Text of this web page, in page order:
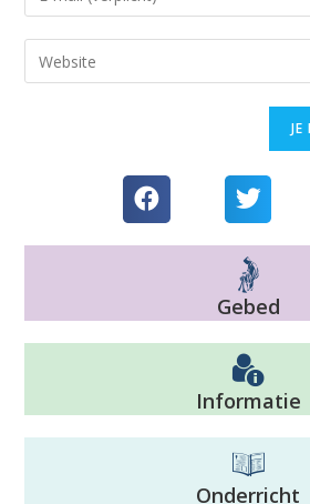
Gebed
Informatie
Onderricht